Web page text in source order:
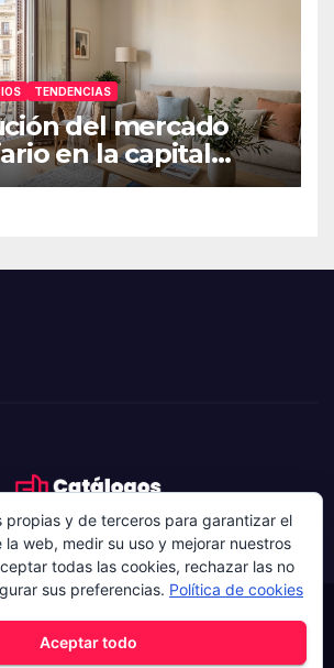
TENDENCIAS
del mercado
en la capital
a WordPress|Tema: News Hunt de
Themeansar.
propias y de terceros para garantizar el
web, medir su uso y mejorar nuestros
todas las cookies, rechazar las no
sus preferencias. Política de cookies
Aceptar todo